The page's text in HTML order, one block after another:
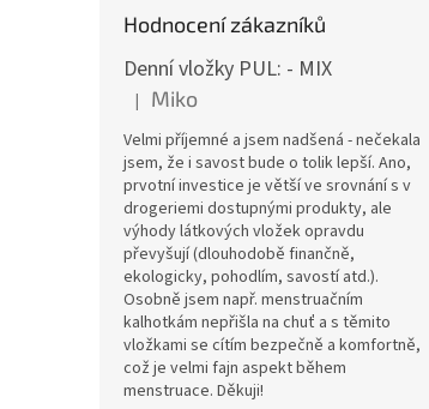
Hodnocení zákazníků
Denní vložky PUL: - MIX
Hodnocení produktu je 5 z 5 hvězdiček.
| Miko
Velmi příjemné a jsem nadšená - nečekala
jsem, že i savost bude o tolik lepší. Ano,
prvotní investice je větší ve srovnání s v
drogeriemi dostupnými produkty, ale
výhody látkových vložek opravdu
převyšují (dlouhodobě finančně,
ekologicky, pohodlím, savostí atd.).
Osobně jsem např. menstruačním
kalhotkám nepřišla na chuť a s těmito
vložkami se cítím bezpečně a komfortně,
což je velmi fajn aspekt během
menstruace. Děkuji!